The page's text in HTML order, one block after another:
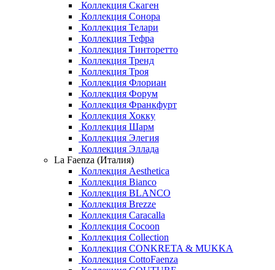
Коллекция Скаген
Коллекция Сонора
Коллекция Телари
Коллекция Тефра
Коллекция Тинторетто
Коллекция Тренд
Коллекция Троя
Коллекция Флориан
Коллекция Форум
Коллекция Франкфурт
Коллекция Хокку
Коллекция Шарм
Коллекция Элегия
Коллекция Эллада
La Faenza (Италия)
Коллекция Aesthetica
Коллекция Bianco
Коллекция BLANCO
Коллекция Brezze
Коллекция Caracalla
Коллекция Cocoon
Коллекция Collection
Коллекция CONKRETA & MUKKA
Коллекция CottoFaenza